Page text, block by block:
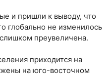
и пришли к выводу, что
глобально не изменилось
преувеличена.
приходится на
на юго-восточном